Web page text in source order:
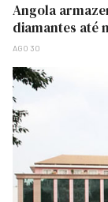
Angola
diamantes até
AGO 30